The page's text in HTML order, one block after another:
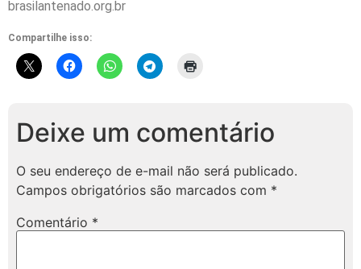
brasilantenado.org.br
Compartilhe isso:
Deixe um comentário
O seu endereço de e-mail não será publicado.
Campos obrigatórios são marcados com *
Comentário *